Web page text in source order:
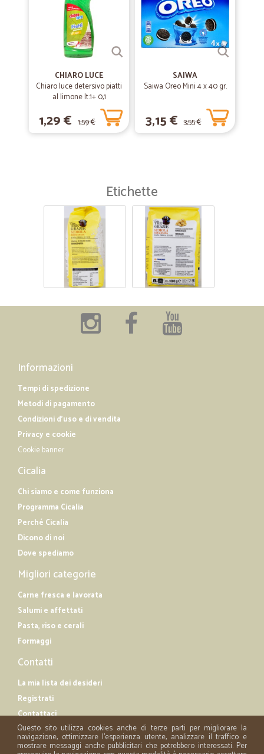
CHIARO LUCE
Chiaro luce detersivo piatti
al limone lt.1+ 0,1
1,29 € 1,59 €
SAIWA
Saiwa Oreo Mini 4 x 40 gr.
3,15 € 3,55 €
Etichette
Informazioni
Tempi di spedizione
Metodi di pagamento
Condizioni d'uso e di vendita
Privacy e cookie
Cookie banner
Cicalia
Chi siamo e come funziona
Programma Cicalia
Perché Cicalia
Dicono di noi
Dove spediamo
Migliori categorie
Carne fresca e lavorata
Salumi e affettati
Pasta, riso e cerali
Formaggi
Contatti
La mia lista dei desideri
Registrati
Contattaci
Questo sito utilizza cookies anche di terze parti per migliorare la
navigazione, ottimizzare l'esperienza utente, analizzare il traffico e
mostrare messaggi anche pubblicitari che potrebbero interessati. Per